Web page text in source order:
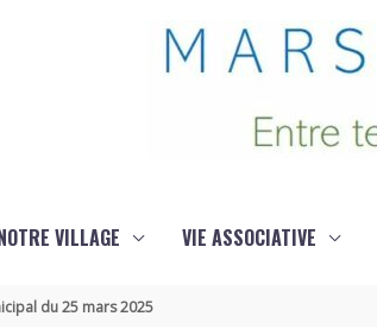
VILLAGE VIE ASSOCIATIVE
du 25 mars 2025